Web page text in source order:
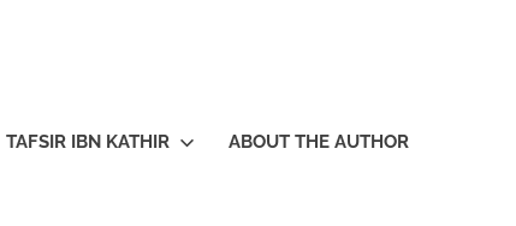
TAFSIR IBN KATHIR ABOUT THE AUTHOR